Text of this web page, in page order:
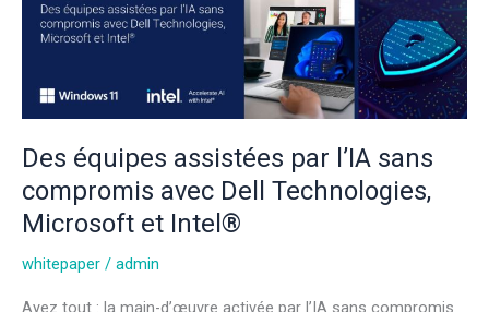
Des équipes assistées par l’IA sans
compromis avec Dell Technologies,
Microsoft et Intel®
whitepaper / admin
Ayez tout : la main-d’œuvre activée par l’IA sans compromis
sans
compromis
Dell
et
Intel®